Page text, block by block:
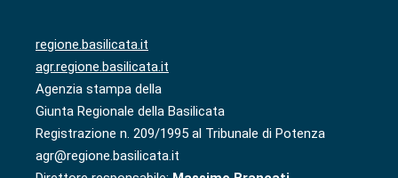
regione.basilicata.it
agr.regione.basilicata.it
Agenzia stampa della
Giunta Regionale della Basilicata
Registrazione n. 209/1995 al Tribunale di Potenza
agr@regione.basilicata.it